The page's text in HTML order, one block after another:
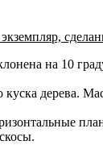
на 10
дерева.